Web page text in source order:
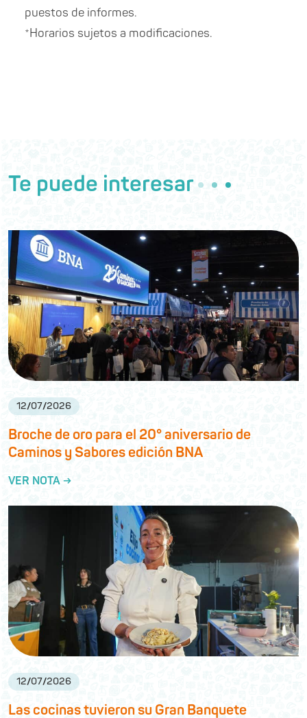
puestos de informes.
*Horarios sujetos a modificaciones.
Te puede interesar
12/07/2026
Broche de oro para el 20° aniversario de
Caminos y Sabores edición BNA
VER NOTA →
12/07/2026
Las cocinas tuvieron su Gran Banquete